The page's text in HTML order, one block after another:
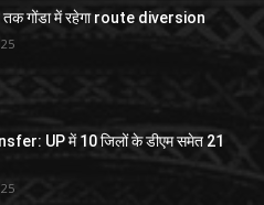
गोंडा में रहेगा route diversion
UP में 10 जिलों के डीएम समेत 21